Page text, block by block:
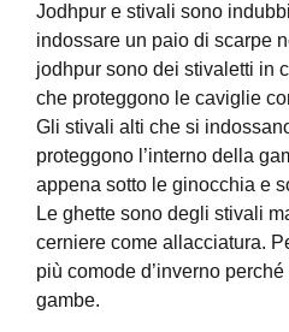
Jodhpur e stivali sono
indossare un paio di scarpe
jodhpur sono dei stivaletti in
che proteggono le caviglie
Gli stivali alti che si
proteggono l’interno della
appena sotto le ginocchia e
Le ghette sono degli stivali
cerniere come allacciatura.
più comode d’inverno
gambe.